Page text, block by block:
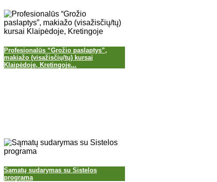
Profesionalūs “Grožio paslaptys”,
makiažo (visažisčių/tų) kursai
Klaipėdoje, Kretingoje...
Sąmatų sudarymas su Sistelos
programa